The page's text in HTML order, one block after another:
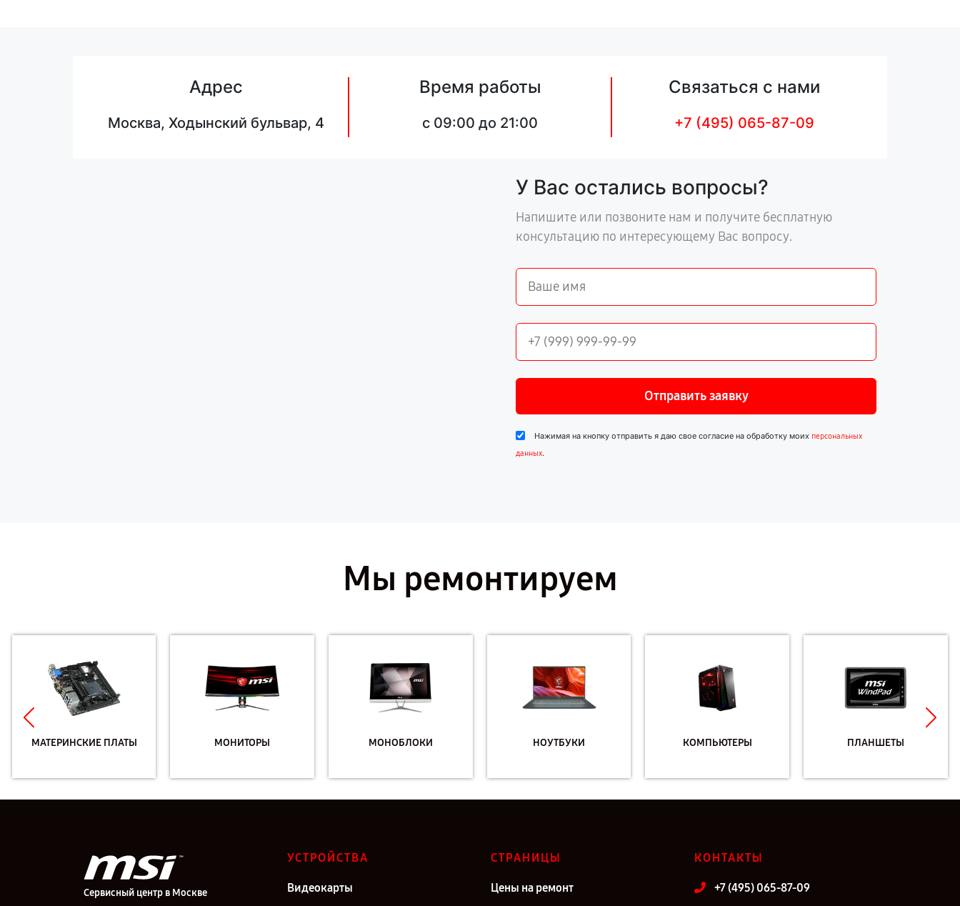
Адрес
Москва, Ходынский бульвар, 4
Время работы
c 09:00 до 21:00
Связаться с нами
+7 (495) 065-87-09
У Вас остались вопросы?
Напишите или позвоните нам и получите бесплатную
консультацию по интересующему Вас вопросу.
Отправить заявку
Нажимая на кнопку отправить я даю свое согласие на обработку моих персональных
данных.
Мы ремонтируем
МАТЕРИНСКИЕ ПЛАТЫ МОНИТОРЫ МОНОБЛОКИ НОУТБУКИ КОМПЬЮТЕРЫ ПЛАНШЕТЫ
Сервисный центр в Москве
УСТРОЙСТВА
Видеокарты
СТРАНИЦЫ
Цены на ремонт
КОНТАКТЫ
+7 (495) 065-87-09